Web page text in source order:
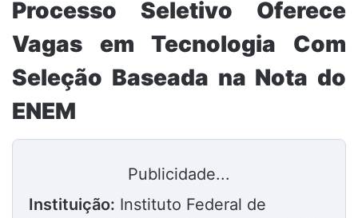
Processo Seletivo Oferece
Vagas em Tecnologia Com
Seleção Baseada na Nota do
ENEM
Publicidade...
Instituição: Instituto Federal de